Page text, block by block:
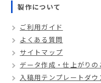
製作について
ご利用ガイド
よくある質問
サイトマップ
データ作成・仕上がりの
入稿用テンプレートダウ